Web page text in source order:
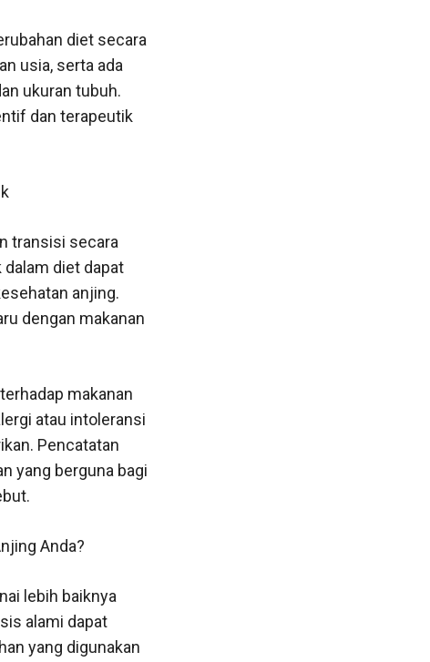
diet secara
usia, serta ada
ukuran tubuh.
dan terapeutik
transisi secara
dalam diet dapat
anjing.
dengan makanan
makanan
atau intoleransi
Pencatatan
yang berguna bagi
Anda?
lebih baiknya
alami dapat
yang digunakan